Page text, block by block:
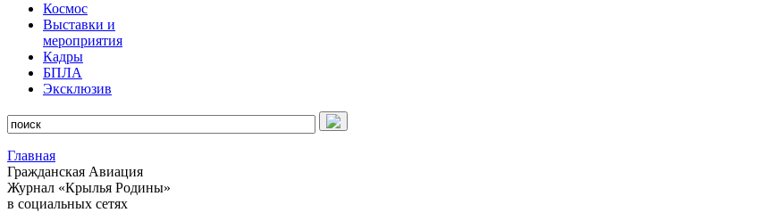
Космос
Выставки и
мероприятия
Кадры
БПЛА
Эксклюзив
Главная
Гражданская Авиация
Журнал «Крылья Родины»
в социальных сетях